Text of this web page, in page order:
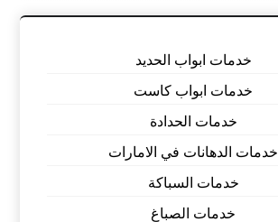
خدمات ابواب الحديد
خدمات ابواب كاست
خدمات الحدادة
خدمات الدهانات في الامارات
خدمات السباكة
خدمات الصباغ